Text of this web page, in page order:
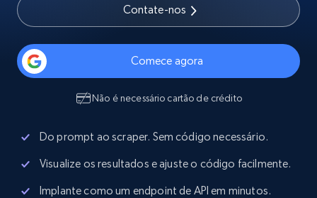
Contate-nos
Comece agora
Não é necessário cartão de crédito
Do prompt ao scraper. Sem código necessário.
Visualize os resultados e ajuste o código facilmente.
Implante como um endpoint de API em minutos.